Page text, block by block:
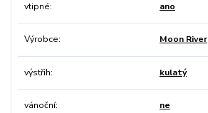
vtipné ano
Výrobce Moon River
výstřih kulatý
vánoční ne